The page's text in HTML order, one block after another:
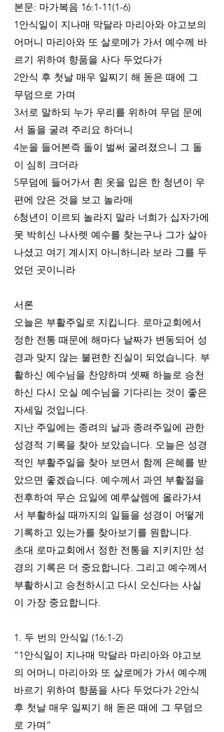
본문: 마가복음 16:1-11(1-6)
1안식일이 지나매 막달라 마리아와 야고보의
어머니 마리아와 또 살로메가 가서 예수께 바
르기 위하여 향품을 사다 두었다가
2안식 후 첫날 매우 일찌기 해 돋은 때에 그
무덤으로 가며
3서로 말하되 누가 우리를 위하여 무덤 문에
서 돌을 굴려 주리요 하더니
4눈을 들어본즉 돌이 벌써 굴려졌으니 그 돌
이 심히 크더라
5무덤에 들어가서 흰 옷을 입은 한 청년이 우
편에 앉은 것을 보고 놀라매
6청년이 이르되 놀라지 말라 너희가 십자가에
못 박히신 나사렛 예수를 찾는구나 그가 살아
나셨고 여기 계시지 아니하니라 보라 그를 두
었던 곳이니라
서론
오늘은 부활주일로 지킵니다. 로마교회에서
정한 전통 때문에 해마다 날짜가 변동되어 성
경과 맞지 않는 불편한 진실이 되었습니다. 부
활하신 예수님을 찬양하며 셋째 하늘로 승천
하신 다시 오실 예수님을 기다리는 것이 좋은
자세일 것입니다.
지난 주일에는 종려의 날과 종려주일에 관한
성경적 기록을 찾아 보았습니다. 오늘은 성경
적인 부활주일을 찾아 보면서 함께 은혜를 받
았으면 좋겠습니다. 예수께서 과연 부활절을
전후하여 무슨 요일에 예루살렘에 올라가셔
서 부활하실 때까지의 일들을 성경이 어떻게
기록하고 있는가를 찾아보기를 원합니다.
초대 로마교회에서 정한 전통을 지키지만 성
경의 기록은 더 중요합니다. 그리고 예수께서
부활하시고 승천하시고 다시 오신다는 사실
이 가장 중요합니다.
1. 두 번의 안식일 (16:1-2)
“1안식일이 지나매 막달라 마리아와 야고보
의 어머니 마리아와 또 살로메가 가서 예수께
바르기 위하여 향품을 사다 두었다가 2안식
후 첫날 매우 일찌기 해 돋은 때에 그 무덤으
로 가며”